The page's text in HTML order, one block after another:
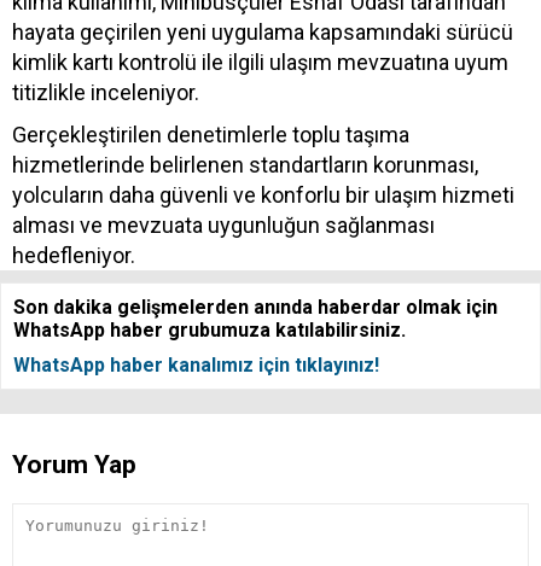
hayata geçirilen yeni uygulama kapsamındaki sürücü
kimlik kartı kontrolü ile ilgili ulaşım mevzuatına uyum
titizlikle inceleniyor.
Gerçekleştirilen denetimlerle toplu taşıma
hizmetlerinde belirlenen standartların korunması,
yolcuların daha güvenli ve konforlu bir ulaşım hizmeti
alması ve mevzuata uygunluğun sağlanması
hedefleniyor.
Son dakika gelişmelerden anında haberdar olmak için
WhatsApp haber grubumuza katılabilirsiniz.
WhatsApp haber kanalımız için tıklayınız!
Yorum Yap